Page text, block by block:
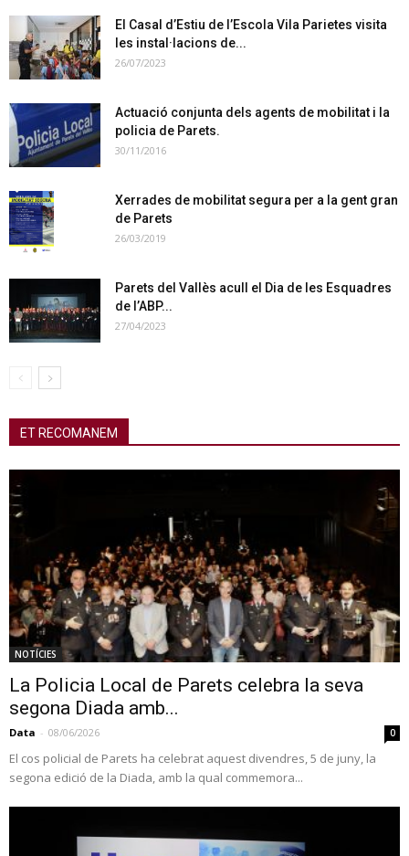
El Casal d’Estiu de l’Escola Vila Parietes visita
les instal·lacions de...
26/07/2023
Actuació conjunta dels agents de mobilitat i la
policia de Parets.
30/11/2016
Xerrades de mobilitat segura per a la gent gran
de Parets
26/03/2019
Parets del Vallès acull el Dia de les Esquadres
de l’ABP...
27/04/2023
ET RECOMANEM
NOTÍCIES
La Policia Local de Parets celebra la seva
segona Diada amb...
Data - 08/06/2026 0
El cos policial de Parets ha celebrat aquest divendres, 5 de juny, la
segona edició de la Diada, amb la qual commemora...